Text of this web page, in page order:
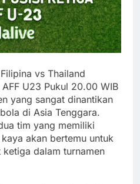
vs Thailand
U23 Pukul 20.00 WIB
yang sangat dinantikan
di Asia Tenggara.
tim yang memiliki
akan bertemu untuk
dalam turnamen